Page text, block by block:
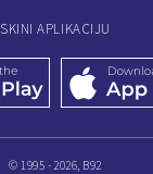
SKINI APLIKACIJU
© 1995 - 2026, B92